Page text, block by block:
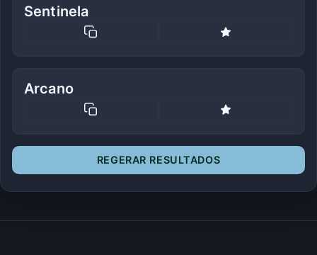
Sentinela
Arcano
REGERAR RESULTADOS